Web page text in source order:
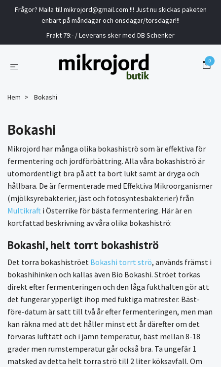
Frågor? Maila tillmikrojord@gmail.com !!! Just nu skickas paketen
enbart på måndagar och onsdagar/torsdagar!!!
Frakt 79:- / Leverans sker med DB Schenker
0
Hem Bokashi
Bokashi
Mikrojord har många olika bokashiströ som är effektiva för
fermentering och jordförbättring. Alla våra bokashiströ är
utomordentligt bra på att ta bort lukt samt är dryga och
hållbara. De är fermenterade med Effektiva Mikroorganismer
(mjölksyrebakterier, jäst och fotosyntesbakterier) från
Multikraft i Österrike för bästa fermentering. Här är en
kortfattad beskrivning av våra olika bokashiströ:
Bokashi, helt torrt bokashiströ
Det torra bokashiströet Bokashi torrt strö, används främst i
bokashihinken och kallas även Bio Bokashi. Ströet torkas
direkt efter fermenteringen och den låga fukthalten gör att
det fungerar ypperligt ihop med fuktiga matrester. Bäst-
före-datum är satt till två år efter fermenteringen, men man
kan räkna med att det håller minst ett år därefter om det
förvaras lufttätt och i jämn temperatur, bäst mellan 8-18
grader men rumstemperatur går också bra. Ta ungefär 1
matsked av detta helt torra strö till 2 liter köksavfall. Om